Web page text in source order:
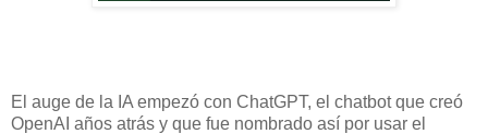
El auge de la IA empezó con ChatGPT, el chatbot que creó
OpenAI años atrás y que fue nombrado así por usar el